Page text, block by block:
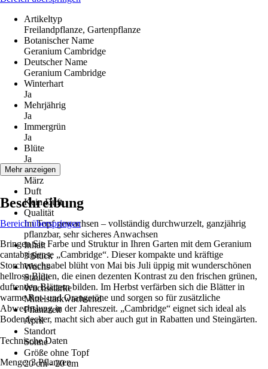
Artikeltyp
Freilandpflanze, Gartenpflanze
Botanischer Name
Geranium Cambridge
Deutscher Name
Geranium Cambridge
Winterhart
Ja
Mehrjährig
Ja
Immergrün
Ja
Blüte
Ja
Blütezeit
März
Duft
Kein Duft
Qualität
Im Topf gewachsen – vollständig durchwurzelt, ganzjährig
pflanzbar, sehr sicheres Anwachsen
Inhalt
3 Stück
Wuchs
Staude
Wuchsstärke
Mittelstarkwachsend
Pflanzzeit
April
Standort
Sonne
Größe ohne Topf
20 cm - 20 cm
Mehr anzeigen
Beschreibung
Bereich überspringen
Bringen Sie Farbe und Struktur in Ihren Garten mit dem Geranium
cantabrigiense „Cambridge“. Dieser kompakte und kräftige
Storchenschnabel blüht von Mai bis Juli üppig mit wunderschönen
hellrosa Blüten, die einen dezenten Kontrast zu den frischen grünen,
duftenden Blättern bilden. Im Herbst verfärben sich die Blätter in
warme Rot- und Orangetöne und sorgen so für zusätzliche
Abwechslung in der Jahreszeit. „Cambridge“ eignet sich ideal als
Bodendecker, macht sich aber auch gut in Rabatten und Steingärten.
Technische Daten
Menge: 3 Pflanzen